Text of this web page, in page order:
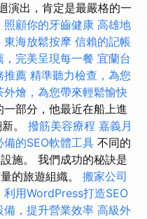
演出，肯定是最嚴格的一
顧你的牙齒健康 高雄地
東海放鬆按摩 信賴的記帳
完美呈現每一餐 宜蘭台
推薦 精準聽力檢查，為您
外燴，為您帶來輕鬆愉快
部分，他最近在船上進
。 撥筋美容療程 嘉義月
備的SEO軟體工具 不同的
施。 我們成功的秘訣是
的旅遊組織。 搬家公司
利用WordPress打造SEO
，提升營業效率 高級外